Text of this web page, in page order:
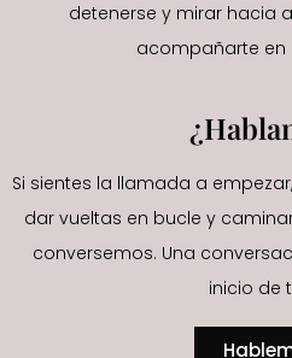
detenerse y mirar hacia
acompañarte en
Si sientes la llamada a
dar vueltas en bucle y
conversemos. Una
inicio de